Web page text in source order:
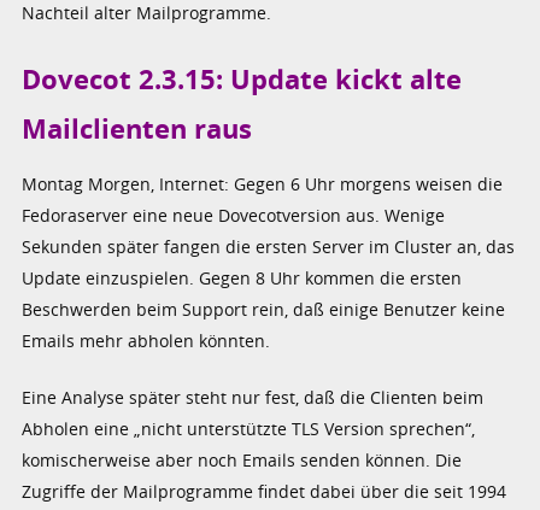
Nachteil alter Mailprogramme.
Dovecot 2.3.15: Update kickt alte
Mailclienten raus
Montag Morgen, Internet: Gegen 6 Uhr morgens weisen die
Fedoraserver eine neue Dovecotversion aus. Wenige
Sekunden später fangen die ersten Server im Cluster an, das
Update einzuspielen. Gegen 8 Uhr kommen die ersten
Beschwerden beim Support rein, daß einige Benutzer keine
Emails mehr abholen könnten.
Eine Analyse später steht nur fest, daß die Clienten beim
Abholen eine „nicht unterstützte TLS Version sprechen“,
komischerweise aber noch Emails senden können. Die
Zugriffe der Mailprogramme findet dabei über die seit 1994